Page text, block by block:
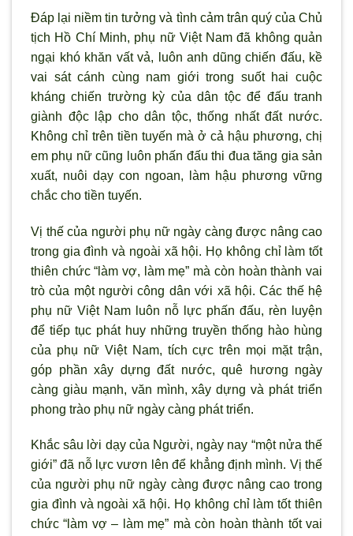
Đáp lại niềm tin tưởng và tình cảm trân quý của Chủ
tịch Hồ Chí Minh, phụ nữ Việt Nam đã không quản
ngại khó khăn vất vả, luôn anh dũng chiến đấu, kề
vai sát cánh cùng nam giới trong suốt hai cuộc
kháng chiến trường kỳ của dân tộc để đấu tranh
giành độc lập cho dân tộc, thống nhất đất nước.
Không chỉ trên tiền tuyến mà ở cả hậu phương, chị
em phụ nữ cũng luôn phấn đấu thi đua tăng gia sản
xuất, nuôi dạy con ngoan, làm hậu phương vững
chắc cho tiền tuyến.
Vị thế của người phụ nữ ngày càng được nâng cao
trong gia đình và ngoài xã hội. Họ không chỉ làm tốt
thiên chức “làm vợ, làm mẹ” mà còn hoàn thành vai
trò của một người công dân với xã hội. Các thế hệ
phụ nữ Việt Nam luôn nỗ lực phấn đấu, rèn luyện
để tiếp tục phát huy những truyền thống hào hùng
của phụ nữ Việt Nam, tích cực trên mọi mặt trận,
góp phần xây dựng đất nước, quê hương ngày
càng giàu mạnh, văn mình, xây dựng và phát triển
phong trào phụ nữ ngày càng phát triển.
Khắc sâu lời dạy của Người, ngày nay “một nửa thế
giới” đã nỗ lực vươn lên để khẳng định mình. Vị thế
của người phụ nữ ngày càng được nâng cao trong
gia đình và ngoài xã hội. Họ không chỉ làm tốt thiên
chức “làm vợ – làm mẹ” mà còn hoàn thành tốt vai